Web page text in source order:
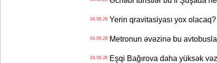
04.08.26Yerin qravitasiyası yox
04.08.26Metronun əvəzinə bu
04.08.26Eşqi Bağırova daha yüksək